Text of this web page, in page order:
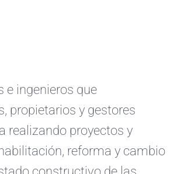
e ingenieros que
propietarios y gestores
realizando proyectos y
reforma y cambio
constructivo de las